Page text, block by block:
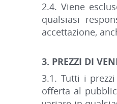
2.4. Viene
qualsiasi
accettazione,
3. PREZZI DI
3.1. Tutti i
offerta al